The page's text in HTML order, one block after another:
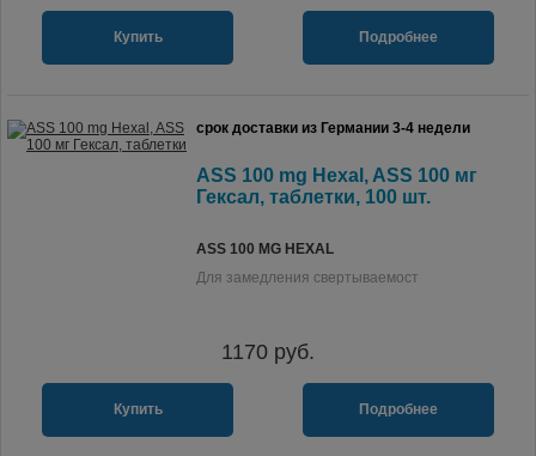
Купить Подробнее
срок доставки из Германии 3-4 недели
ASS 100 mg Hexal, ASS 100 мг
Гексал, таблетки, 100 шт.
ASS 100 MG HEXAL
Для замедления свертываемост
1170 руб.
Купить Подробнее